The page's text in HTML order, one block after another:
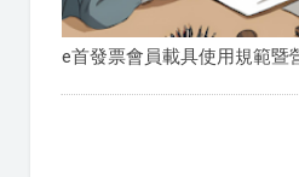
e首發票會員載具使用規範暨